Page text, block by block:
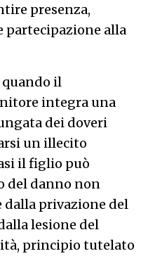
presenza,
partecipazione alla
quando il
integra una
dei doveri
un illecito
il figlio può
del danno non
privazione del
lesione del
principio tutelato